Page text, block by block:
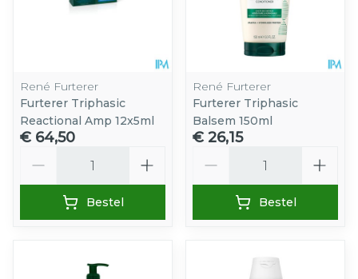
René Furterer
Furterer Triphasic
Reactional Amp 12x5ml
€ 64,50
Bestel
René Furterer
Furterer Triphasic
Balsem 150ml
€ 26,15
Bestel